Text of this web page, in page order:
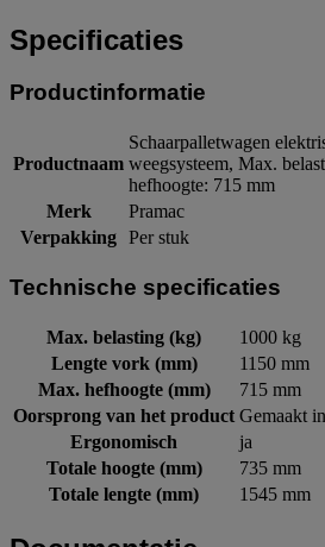
Specificaties
Productinformatie
Productnaam
Schaarpalletwagen
weegsysteem, Max.
hefhoogte: 715 mm
Merk
Pramac
Verpakking Per stuk
Technische specificaties
Max. belasting (kg)
1000 kg
Lengte vork (mm)
1150 mm
Max. hefhoogte (mm)
715 mm
Oorsprong van het product Gemaakt
Ergonomisch
ja
Totale hoogte (mm)
735 mm
Totale lengte (mm)
1545 mm